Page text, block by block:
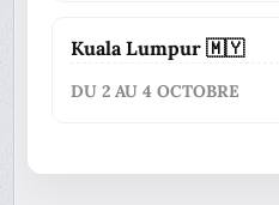
Kuala Lumpur 🇲🇾
DU 2 AU 4 OCTOBRE